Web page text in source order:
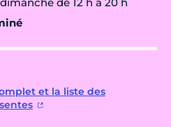
et la liste des